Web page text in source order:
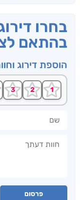
בחרו
בהתאם
הוספת דירוג
פרסום